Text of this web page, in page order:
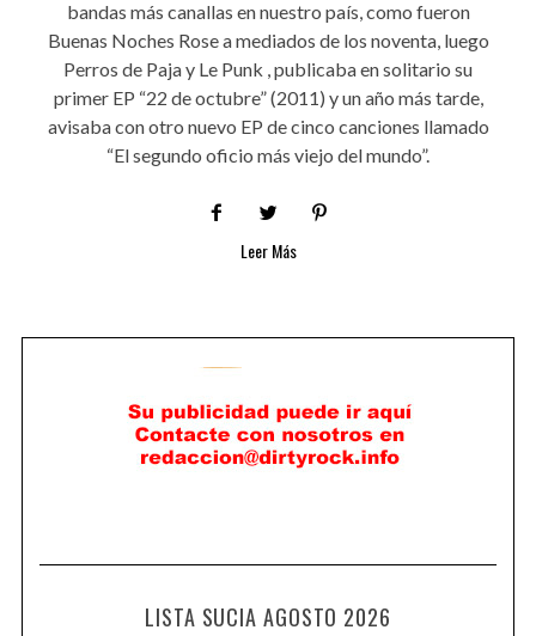
bandas más canallas en nuestro país, como fueron
Buenas Noches Rose a mediados de los noventa, luego
Perros de Paja y Le Punk , publicaba en solitario su
primer EP “22 de octubre” (2011) y un año más tarde,
avisaba con otro nuevo EP de cinco canciones llamado
“El segundo oficio más viejo del mundo”.
Leer Más
LISTA SUCIA AGOSTO 2026